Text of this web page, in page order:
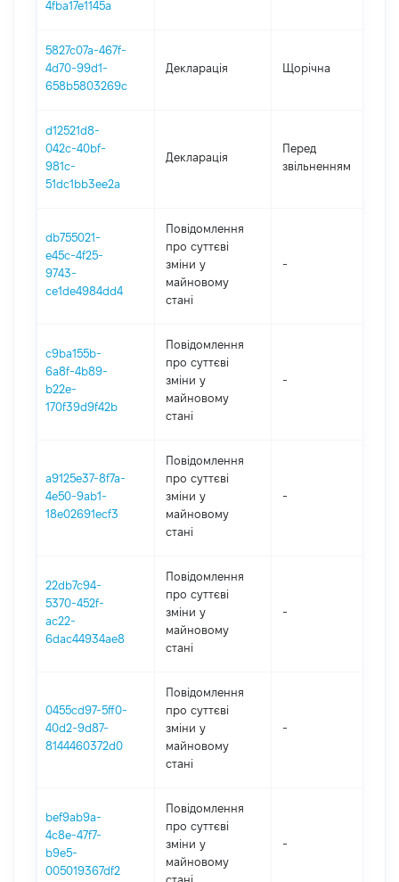
4fba17e1145a
5827c07a-467f-
4d70-99d1-
658b5803269c
Декларація Щорічна
d12521d8-
042c-40bf-
981c-
51dc1bb3ee2a
Декларація
Перед
звільненням
db755021-
e45c-4f25-
9743-
ce1de4984dd4
Повідомлення
про суттєві
зміни y
майновому
стані
-
c9ba155b-
6a8f-4b89-
b22e-
170f39d9f42b
Повідомлення
про суттєві
зміни y
майновому
стані
-
a9125e37-8f7a-
4e50-9ab1-
18e02691ecf3
Повідомлення
про суттєві
зміни y
майновому
стані
-
22db7c94-
5370-452f-
ac22-
6dac44934ae8
Повідомлення
про суттєві
зміни y
майновому
стані
-
0455cd97-5ff0-
40d2-9d87-
8144460372d0
Повідомлення
про суттєві
зміни y
майновому
стані
-
bef9ab9a-
4c8e-47f7-
b9e5-
005019367df2
Повідомлення
про суттєві
зміни y
майновому
стані
-